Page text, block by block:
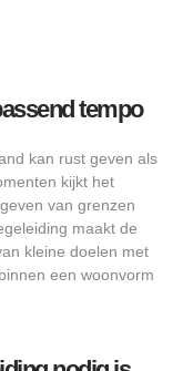
tempo
kan rust geven als
kijkt het
van grenzen
maakt de
kleine doelen met
een woonvorm